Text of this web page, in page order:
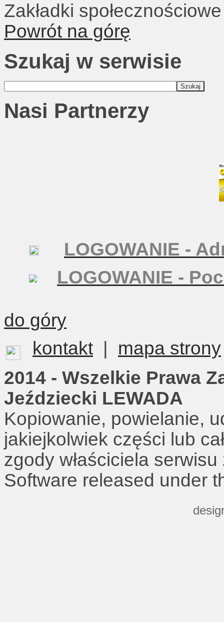
Zakładki społecznościowe
Powrót na górę
Szukaj w serwisie
Nasi Partnerzy
LOGOWANIE -
LOGOWANIE -
do góry
kontakt
mapa strony
2014 - Wszelkie Prawa
Jeździecki LEWADA
Kopiowanie, powielanie,
jakiejkolwiek części lub
zgody właściciela
Software released under